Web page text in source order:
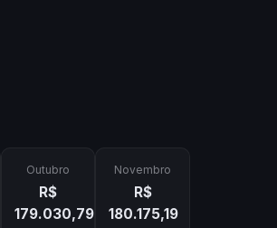
Outubro
R$
179.030,79
Novembro
R$
180.175,19